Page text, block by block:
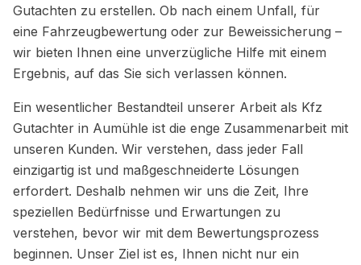
Gutachten zu erstellen. Ob nach einem Unfall, für
eine Fahrzeugbewertung oder zur Beweissicherung –
wir bieten Ihnen eine unverzügliche Hilfe mit einem
Ergebnis, auf das Sie sich verlassen können.
Ein wesentlicher Bestandteil unserer Arbeit als Kfz
Gutachter in Aumühle ist die enge Zusammenarbeit mit
unseren Kunden. Wir verstehen, dass jeder Fall
einzigartig ist und maßgeschneiderte Lösungen
erfordert. Deshalb nehmen wir uns die Zeit, Ihre
speziellen Bedürfnisse und Erwartungen zu
verstehen, bevor wir mit dem Bewertungsprozess
beginnen. Unser Ziel ist es, Ihnen nicht nur ein